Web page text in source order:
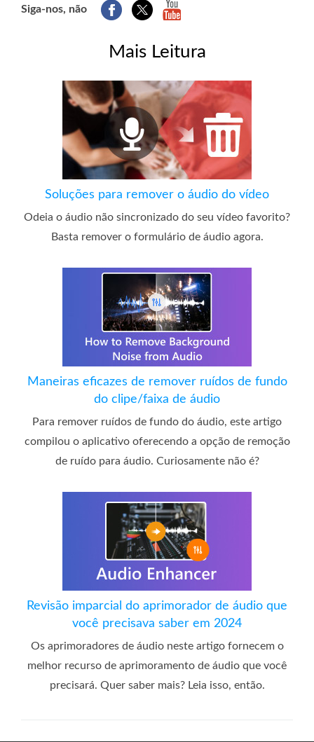
Siga-nos, não
Mais Leitura
Soluções para remover o áudio do vídeo
Odeia o áudio não sincronizado do seu vídeo favorito?
Basta remover o formulário de áudio agora.
Maneiras eficazes de remover ruídos de fundo
do clipe/faixa de áudio
Para remover ruídos de fundo do áudio, este artigo
compilou o aplicativo oferecendo a opção de remoção
de ruído para áudio. Curiosamente não é?
Revisão imparcial do aprimorador de áudio que
você precisava saber em 2024
Os aprimoradores de áudio neste artigo fornecem o
melhor recurso de aprimoramento de áudio que você
precisará. Quer saber mais? Leia isso, então.